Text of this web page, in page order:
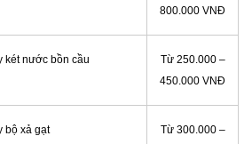
800.000 VNĐ
két nước bồn cầu
Từ 250.000 –
450.000 VNĐ
bộ xả gạt
Từ 300.000 –